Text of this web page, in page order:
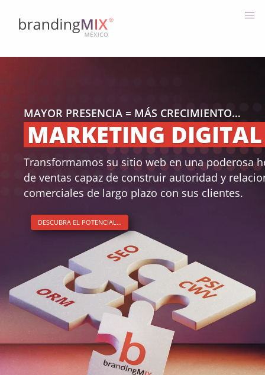
1
2
3
1
2
3
MAYOR PRESENCIA = MÁS CRECIMIENTO…
MARKETING
Transformamos su sitio web en una poderosa
de ventas capaz de construir autoridad y
comerciales de largo plazo con sus clientes.
DESCUBRA EL POTENCIAL…